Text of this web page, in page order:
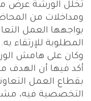
تخلل الورشة عرض
ومداخلات من
يواجهها العمل
المطلوبة للإرتقاء به.
وكان على هامش
أكد فيها أن
بقطاع العمل
التخصصية فيه،